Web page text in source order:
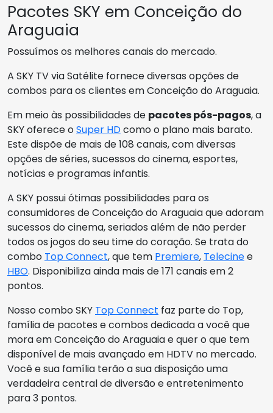
Pacotes SKY em Conceição do
Araguaia
Possuímos os melhores canais do mercado.
A SKY TV via Satélite fornece diversas opções de
combos para os clientes em Conceição do Araguaia.
Em meio às possibilidades de pacotes pós-pagos, a
SKY oferece oSuper HDcomo o plano mais barato.
Este dispõe de mais de 108 canais, com diversas
opções de séries, sucessos do cinema, esportes,
notícias e programas infantis.
A SKY possui ótimas possibilidades para os
consumidores de Conceição do Araguaia que adoram
sucessos do cinema, seriados além de não perder
todos os jogos do seu time do coração. Se trata do
combo Top Connect, que tem Premiere, Telecinee
HBO. Disponibiliza ainda mais de 171 canais em 2
pontos.
Nosso combo SKY Top Connect faz parte do Top,
família de pacotes e combos dedicada a você que
mora em Conceição do Araguaia e quer o que tem
disponível de mais avançado em HDTV no mercado.
Você e sua família terão a sua disposição uma
verdadeira central de diversão e entretenimento
para 3 pontos.